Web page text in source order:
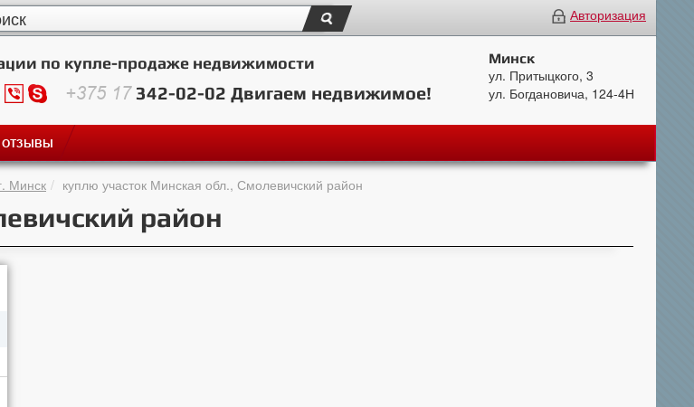
Авторизация
по купле-продаже недвижимости
+375 17342-02-02 Двигаем недвижимое!
Минск
ул. Притыцкого, 3
ул. Богдановича, 124-4Н
ОТЗЫВЫ
Минск куплю участок Минская обл., Смолевичский район
район